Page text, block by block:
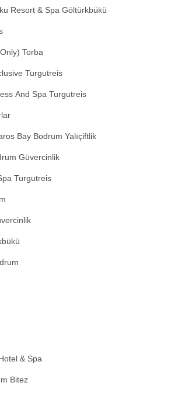
Resort & Spa Göltürkbükü
Torba
Turgutreis
And Spa Turgutreis
Bay Bodrum Yalıçiftlik
Güvercinlik
Turgutreis
& Spa
Bitez